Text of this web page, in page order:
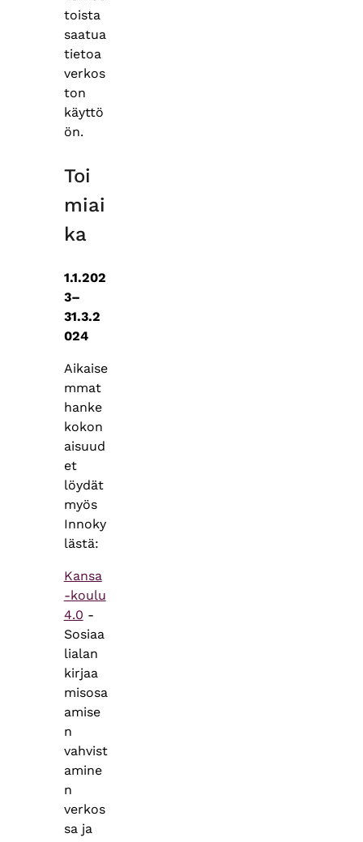
toista
saatua
tietoa
verkos
ton
käyttö
ön.
Toi
miai
ka
1.1.202
3–
31.3.2
024
Aikaise
mmat
hanke
kokon
aisuud
et
löydät
myös
Innoky
lästä:
Kansa
-koulu
4.0 -
Sosiaa
lialan
kirjaa
misosa
amise
n
vahvist
amine
n
verkos
sa ja